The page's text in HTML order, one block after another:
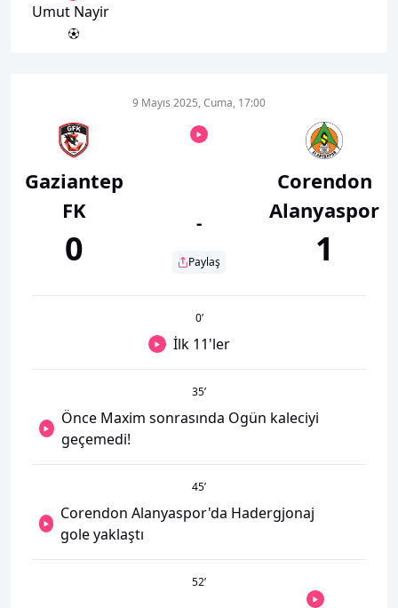
Umut Nayir
Gaziantep
FK
0
9 Mayıs 2025, Cuma, 17:00
-
Paylaş
Corendon
Alanyaspor
1
0’
İlk 11'ler
35’
Önce Maxim sonrasında Ogün kaleciyi
geçemedi!
45’
Corendon Alanyaspor'da Hadergjonaj
gole yaklaştı
52’